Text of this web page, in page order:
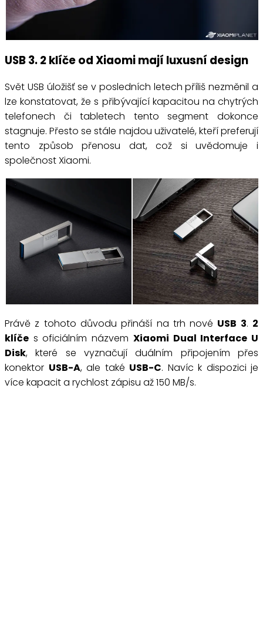
USB 3. 2 klíče od Xiaomi mají luxusní design
Svět USB úložišť se v posledních letech příliš nezměnil a
lze konstatovat, že s přibývající kapacitou na chytrých
telefonech či tabletech tento segment dokonce
stagnuje. Přesto se stále najdou uživatelé, kteří preferují
tento způsob přenosu dat, což si uvědomuje i
společnost Xiaomi.
Právě z tohoto důvodu přináší na trh nové USB 3. 2
klíče s oficiálním názvem Xiaomi Dual Interface U
Disk, které se vyznačují duálním připojením přes
konektor USB-A, ale také USB-C. Navíc k dispozici je
více kapacit a rychlost zápisu až 150 MB/s.